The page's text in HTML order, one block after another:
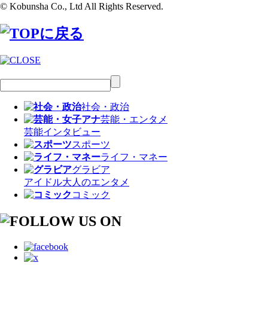
© Kobunsha Co., Ltd All Rights Reserved.
社会・政治
芸能・エンタメ
芸能インタビュー
スポーツ
ライフ・マネー
グラビア
アイドル大人のエンタメ
コミック